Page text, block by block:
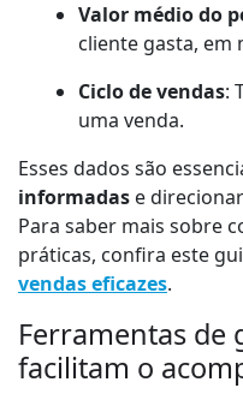
Valor médio do
cliente gasta, em
Ciclo de vendas:
uma venda.
Esses dados são
informadas e
Para saber mais sobre
práticas, confira este
vendas eficazes.
Ferramentas de
facilitam o